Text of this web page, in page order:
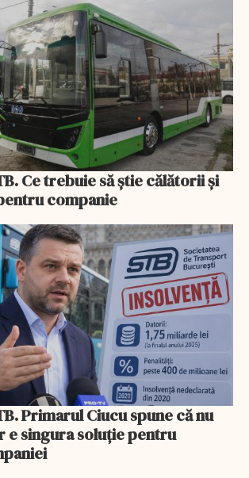
Ce trebuie să ştie călătorii şi
companie
Primarul Ciucu spune că nu
e singura soluţie pentru